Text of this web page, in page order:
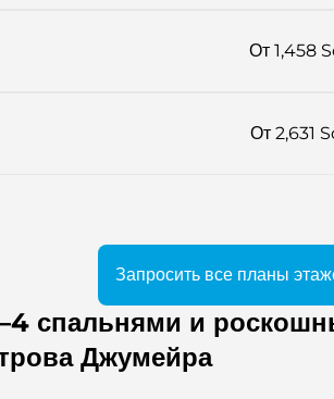
От 1,458
От 2,631
Запросить все планы
спальнями и
Джумейра